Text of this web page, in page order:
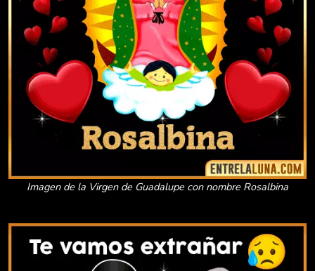
Imagen de la Virgen de Guadalupe con nombre Rosalbina